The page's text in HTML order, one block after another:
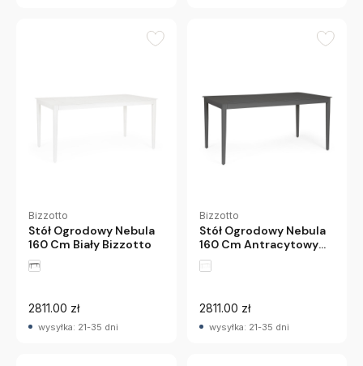
Bizzotto
Stół Ogrodowy Nebula
160 Cm Biały Bizzotto
2811.00 zł
wysyłka: 21-35 dni
Bizzotto
Stół Ogrodowy Nebula
160 Cm Antracytowy
Bizzotto
2811.00 zł
wysyłka: 21-35 dni